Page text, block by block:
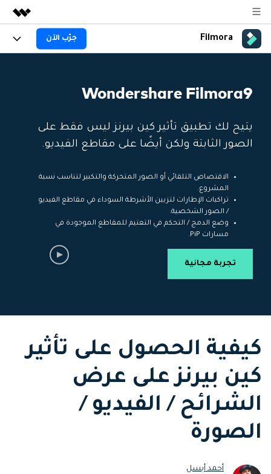
المنتجات المميزة
نظرة عامة
من نحن
غرفة الأخبار
Filmora جرّب الآن
المنصات
الميزات
Filmora AI الجيل القادم من التحرير بالذكاء الاصطناعي
ميزات الذكاء الاصطناعي جديد
الحلول
سلسلة دورات: Master
Class
تطوير مهاراتك في تحرير
Filmora
للحصول على مكافآت مثيرة
بنفسك
تابع Filmora على:
Blog
مركز الدعم
استكشاف
جرّب FILMORA اشتر الآنتسجيل الدخول
Wondershare Filmora9
يتيح لك تطبيق تأثير كين بيرنز ليس فقط على
الصور الثابتة ولكن أيضًا على مقاطع الفيديو.
الاقتصاص التلقائي أو الصور المتحركة والتكبير لتناسب نسبة
المشروع.
تراكبات الإطارات لتزيين الأشرطة السوداء في مقاطع الفيديو
/ الصور الشخصية.
وضع الدمج / التحكم في التعتيم للمقاطع الموجودة في
مسارات PiP.
تجربة مجانية
كيفية الحصول على تأثير
كين بيرنز على عرض
الشرائح / الفيديو /
الصورة
أحمد أبسل